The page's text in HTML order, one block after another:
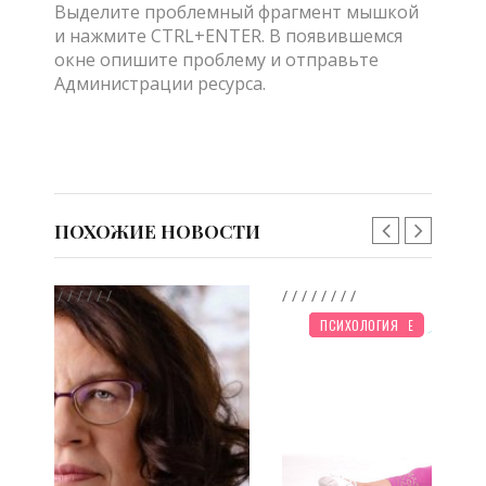
Выделите проблемный фрагмент мышкой
и нажмите CTRL+ENTER. В появившемся
окне опишите проблему и отправьте
Администрации ресурса.
ПОХОЖИЕ НОВОСТИ
НОВОСТИ МИРА
/
ПРАЗДНИКИ
/
ТВОРЧЕСТВО
/
ШКОЛЬНИК
/
ЗДОРОВЬЕ
/
ОТДЫХ
/
ПЛАНИРОВАНИЕ
/
ДЕТЯМ
/
ПСИХОЛОГИЯ